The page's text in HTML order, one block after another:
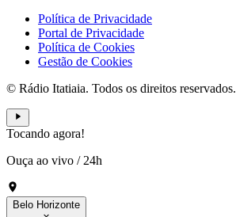
Política de Privacidade
Portal de Privacidade
Política de Cookies
Gestão de Cookies
© Rádio Itatiaia. Todos os direitos reservados.
Tocando agora!
Ouça ao vivo / 24h
Belo Horizonte